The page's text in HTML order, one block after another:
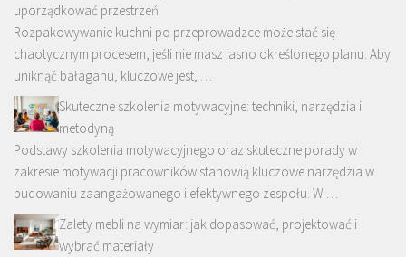
uporządkować przestrzeń
Rozpakowywanie kuchni po przeprowadzce może stać się
chaotycznym procesem, jeśli nie masz jasno określonego planu. Aby
uniknąć bałaganu, kluczowe jest, …
Skuteczne szkolenia motywacyjne: techniki, narzędzia i
metodyną
Podstawy szkolenia motywacyjnego oraz skuteczne porady w
zakresie motywacji pracowników stanowią kluczowe narzędzia w
budowaniu zaangażowanego i efektywnego zespołu. W …
Zalety mebli na wymiar: jak dopasować, projektować i
wybrać materiały